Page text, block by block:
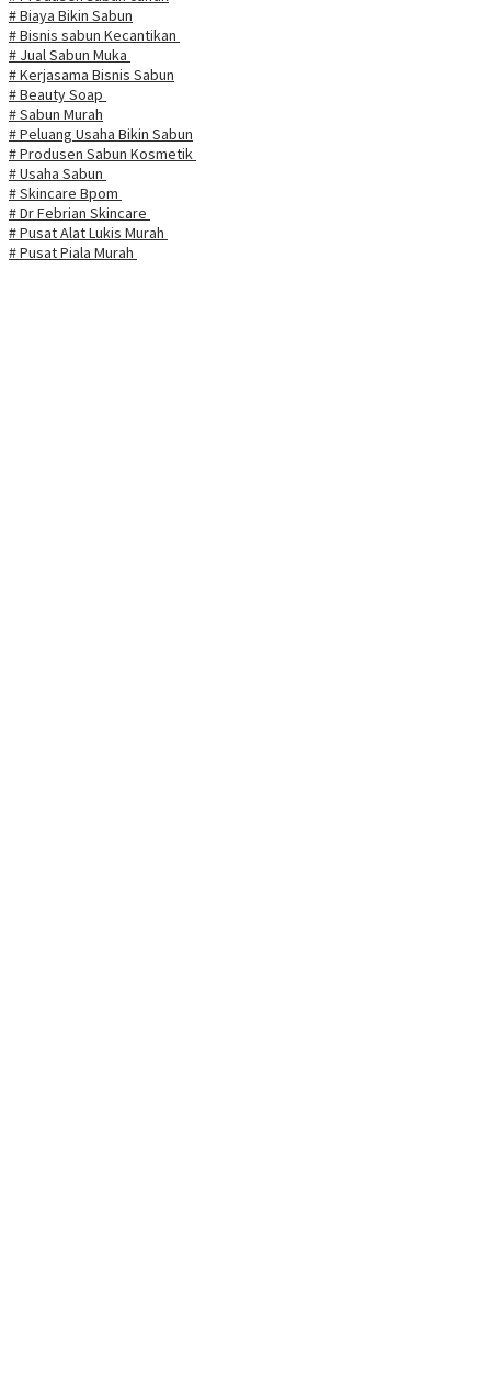
# Biaya Bikin Sabun
# Bisnis sabun Kecantikan
# Jual Sabun Muka
# Kerjasama Bisnis Sabun
# Beauty Soap
# Sabun Murah
# Peluang Usaha Bikin Sabun
# Produsen Sabun Kosmetik
# Usaha Sabun
# Skincare Bpom
# Dr Febrian Skincare
# Pusat Alat Lukis Murah
# Pusat Piala Murah